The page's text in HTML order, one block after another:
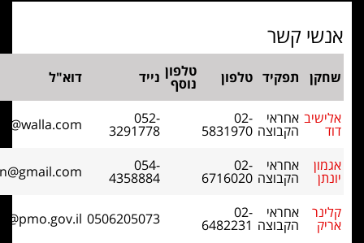
טלפון טלפון
נוסף נייד דוא"ל
02-
5831970
052-
3291778
dvdlg2@walla.com
02-
6716020
054-
4358884
agmonyonatan@gmail.com
02-
6482231
0506205073
arikk@pmo.gov.il